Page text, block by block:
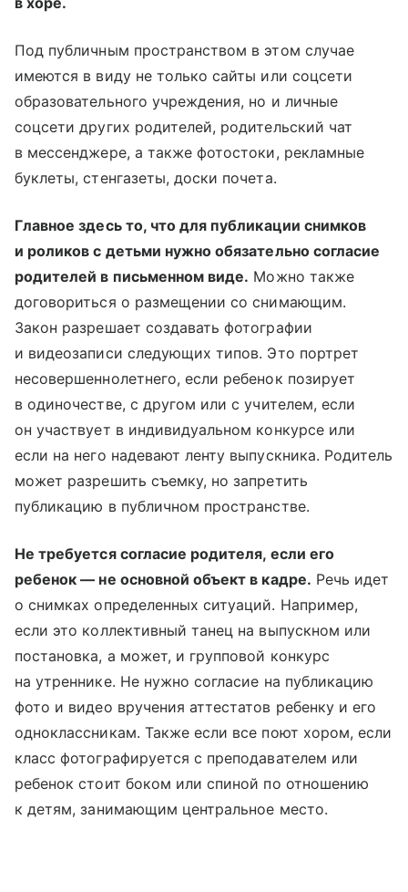
Под публичным пространством в этом случае
имеются в виду не только сайты или соцсети
образовательного учреждения, но и личные
соцсети других родителей, родительский чат
в мессенджере, а также фотостоки, рекламные
буклеты, стенгазеты, доски почета.
Главное здесь то, что для публикации снимков
и роликов с детьми нужно обязательно согласие
родителей в письменном виде. Можно также
договориться о размещении со снимающим.
Закон разрешает создавать фотографии
и видеозаписи следующих типов. Это портрет
несовершеннолетнего, если ребенок позирует
в одиночестве, с другом или с учителем, если
он участвует в индивидуальном конкурсе или
если на него надевают ленту выпускника. Родитель
может разрешить съемку, но запретить
публикацию в публичном пространстве.
Не требуется согласие родителя, если его
ребенок — не основной объект в кадре. Речь идет
о снимках определенных ситуаций. Например,
если это коллективный танец на выпускном или
постановка, а может, и групповой конкурс
на утреннике. Не нужно согласие на публикацию
фото и видео вручения аттестатов ребенку и его
одноклассникам. Также если все поют хором, если
класс фотографируется с преподавателем или
ребенок стоит боком или спиной по отношению
к детям, занимающим центральное место.